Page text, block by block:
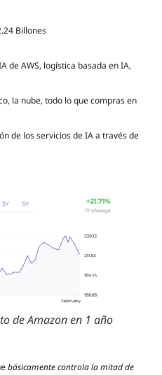
Billones
de AWS, logística basada en IA,
la nube, todo lo que compras en
de los servicios de IA a través de
de Amazon en 1 año
básicamente controla la mitad de